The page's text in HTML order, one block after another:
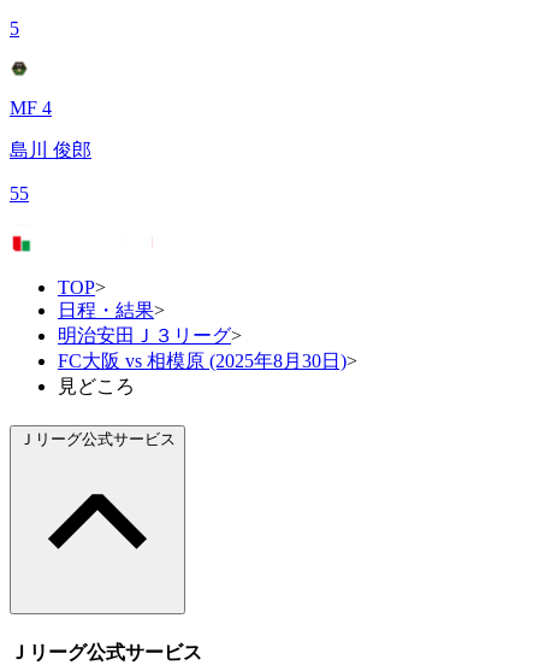
5
MF 4
島川 俊郎
55
TOP>
日程・結果>
明治安田Ｊ３リーグ>
FC大阪 vs 相模原 (2025年8月30日)>
見どころ
Ｊリーグ公式サービス
Ｊリーグ公式サービス